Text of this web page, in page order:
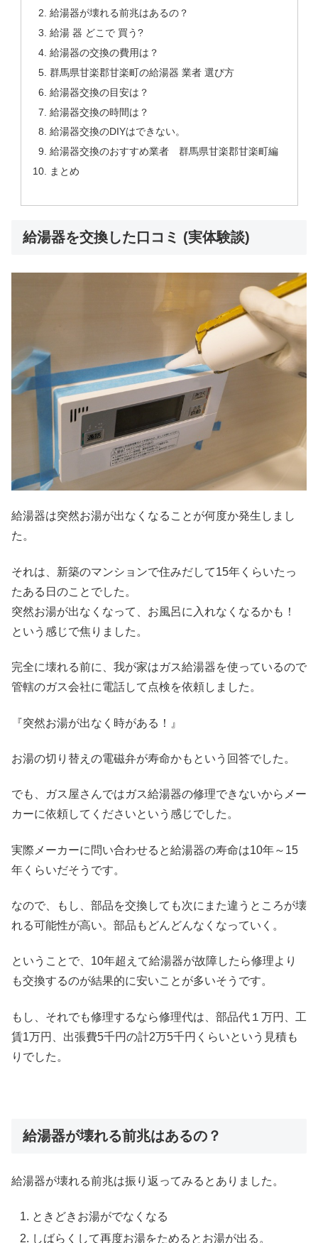
給湯器が壊れる前兆はあるの？
給湯 器 どこで 買う?
給湯器の交換の費用は？
群馬県甘楽郡甘楽町の給湯器 業者 選び方
給湯器交換の目安は？
給湯器交換の時間は？
給湯器交換のDIYはできない。
給湯器交換のおすすめ業者 群馬県甘楽郡甘楽町編
まとめ
給湯器を交換した口コミ (実体験談)
給湯器は突然お湯が出なくなることが何度か発生しまし
た。
それは、新築のマンションで住みだして15年くらいたっ
たある日のことでした。
突然お湯が出なくなって、お風呂に入れなくなるかも！
という感じで焦りました。
完全に壊れる前に、我が家はガス給湯器を使っているので
管轄のガス会社に電話して点検を依頼しました。
『突然お湯が出なく時がある！』
お湯の切り替えの電磁弁が寿命かもという回答でした。
でも、ガス屋さんではガス給湯器の修理できないからメー
カーに依頼してくださいという感じでした。
実際メーカーに問い合わせると給湯器の寿命は10年～15
年くらいだそうです。
なので、もし、部品を交換しても次にまた違うところが壊
れる可能性が高い。部品もどんどんなくなっていく。
ということで、10年超えて給湯器が故障したら修理より
も交換するのが結果的に安いことが多いそうです。
もし、それでも修理するなら修理代は、部品代１万円、工
賃1万円、出張費5千円の計2万5千円くらいという見積も
りでした。
給湯器が壊れる前兆はあるの？
給湯器が壊れる前兆は振り返ってみるとありました。
ときどきお湯がでなくなる
しばらくして再度お湯をためるとお湯が出る。